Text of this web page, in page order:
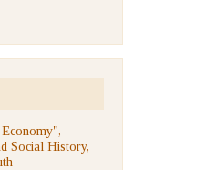
Social History,